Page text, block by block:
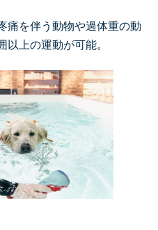
痛を伴う動物や過体重の動
以上の運動が可能。